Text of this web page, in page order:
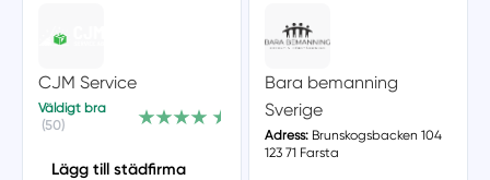
CJM Service
Väldigt bra
(50)
Lägg till städfirma
Bara bemanning
Sverige
Adress:Brunskogsbacken 104
123 71 Farsta